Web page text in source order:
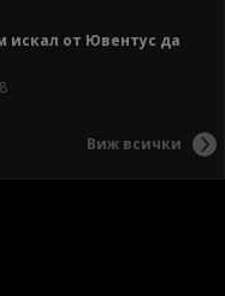
искал от Ювентус да
Виж всички